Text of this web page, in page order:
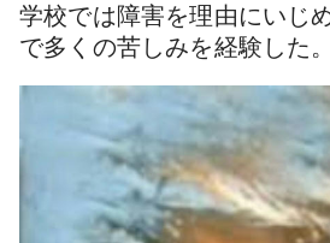
学校では障害を理由にいじ
で多くの苦しみを経験した。